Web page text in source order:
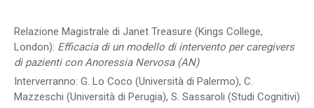
Relazione Magistrale di Janet Treasure (Kings College,
London): Efficacia di un modello di intervento per caregivers
di pazienti con Anoressia Nervosa (AN)
Interverranno: G. Lo Coco (Università di Palermo), C.
Mazzeschi (Università di Perugia), S. Sassaroli (Studi Cognitivi)